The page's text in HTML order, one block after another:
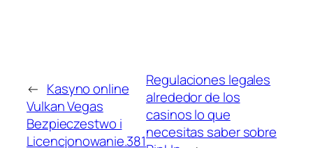
← Kasyno online
Vulkan Vegas
Bezpieczestwo i
Licencjonowanie.381
Regulaciones legales
alrededor de los
casinos lo que
necesitas saber sobre